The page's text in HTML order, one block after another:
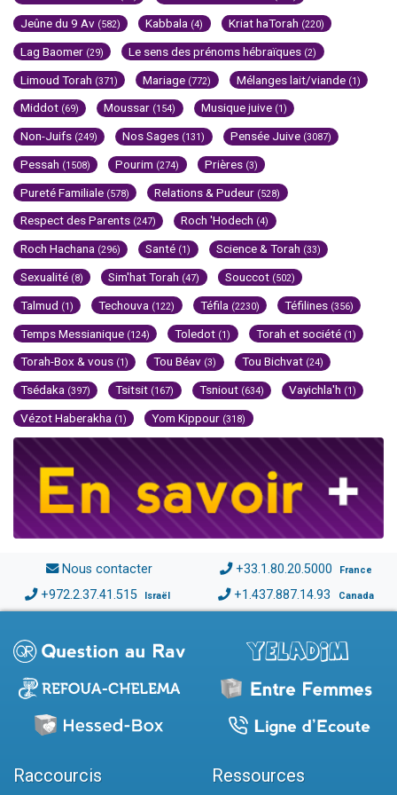
Jeûne du 9 Av (582) Kabbala (4) Kriat haTorah (220)
Lag Baomer (29) Le sens des prénoms hébraïques (2)
Limoud Torah (371) Mariage (772) Mélanges lait/viande (1)
Middot (69) Moussar (154) Musique juive (1)
Non-Juifs (249) Nos Sages (131) Pensée Juive (3087)
Pessah (1508) Pourim (274) Prières (3)
Pureté Familiale (578) Relations & Pudeur (528)
Respect des Parents (247) Roch 'Hodech (4)
Roch Hachana (296) Santé (1) Science & Torah (33)
Sexualité (8) Sim'hat Torah (47) Souccot (502)
Talmud (1) Techouva (122) Téfila (2230) Téfilines (356)
Temps Messianique (124) Toledot (1) Torah et société (1)
Torah-Box & vous (1) Tou Béav (3) Tou Bichvat (24)
Tsédaka (397) Tsitsit (167) Tsniout (634) Vayichla'h (1)
Vézot Haberakha (1) Yom Kippour (318)
Nous contacter +33.1.80.20.5000 France
+972.2.37.41.515 Israël +1.437.887.14.93 Canada
Raccourcis Ressources